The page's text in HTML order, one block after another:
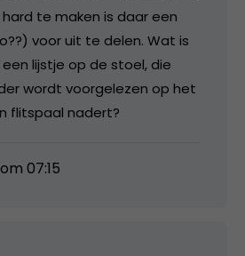
te maken is daar een
voor uit te delen. Wat is
lijstje op de stoel, die
wordt voorgelezen op het
flitspaal nadert?
07:15